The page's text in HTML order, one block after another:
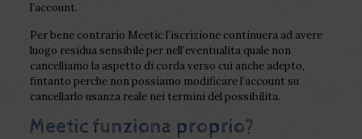
l’account.
Per bene contrario Meetic l’iscrizione continuera ad avere
luogo residua sensibile per nell’eventualita quale non
cancelliamo la aspetto di corda verso cui anche adepto,
fintanto perche non possiamo modificare l’account su
cancellarlo usanza reale nei termini del possibilita.
Meetic funziona proprio?